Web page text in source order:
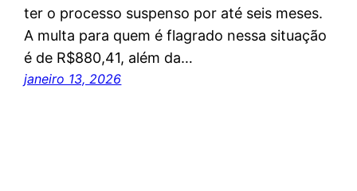
ter o processo suspenso por até seis meses.
A multa para quem é flagrado nessa situação
é de R$880,41, além da…
janeiro 13, 2026